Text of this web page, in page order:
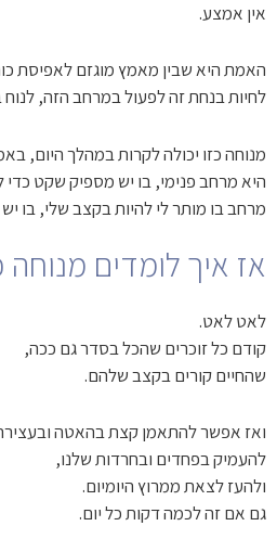
אין אמצע.
האמת היא שבין מאמץ מוגזם לאפיסת
לחיות בנחת זה לפעול במרחב הזה, לנוח
מנוחה כזו יכולה לקרות במהלך היום,
היא מרחב פנימי, בו יש מספיק שקט
מרחב בו מותר לי להיות בקצב שלי, בו
אז איך לומדים
לאט לאט.
קודם כל זוכרים שהכל בסדר גם ככה,
שהחיים קורים בקצב שלהם.
ואז אפשר להתאמן קצת בהאטה
להעמיק בפחדים ובחרדות שלנו,
ולהעז לצאת ממרוץ היומיום.
גם אם זה לכמה דקות כל יום.